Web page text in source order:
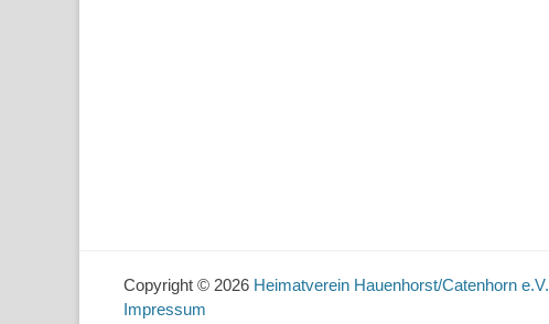
Copyright © 2026 Heimatverein Hauenhorst/Catenhorn e.V.
Impressum